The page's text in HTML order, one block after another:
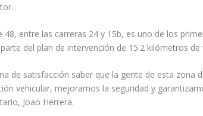
48, entre las carreras 24 y 15b, es uno de los
del plan de intervención de 15.2 kilómetros
de satisfacción saber que la gente de esta
vehicular, mejoramos la seguridad y
Joao Herrera.